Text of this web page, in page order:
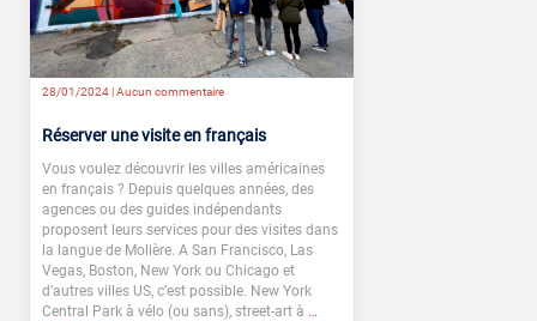
28/01/2024 |Aucun commentaire
Réserver une visite en français
Vous voulez découvrir les villes américaines
en français ? Depuis quelques années, des
agences ou des guides indépendants
proposent leurs services pour des visites dans
la langue de Molière. A San Francisco, Las
Vegas, Boston, New York ou Chicago et
d’autres villes US, c’est possible. New York
Central Park à vélo (ou sans), street-art à …